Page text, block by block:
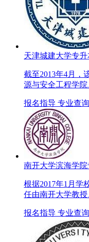
天津城建大学专升
截至2013年4月，
源与安全工程学院
报名指导 专业查询
南开大学滨海学
根据2017年1月学
任由南开大学教授
报名指导 专业查询